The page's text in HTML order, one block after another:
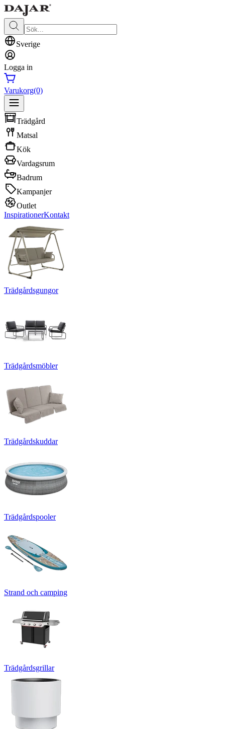
Sverige
Logga in
Varukorg(0)
Trädgård
Matsal
Kök
Vardagsrum
Badrum
Kampanjer
Outlet
InspirationerKontakt
Trädgårdsgungor
Trädgårdsmöbler
Trädgårdskuddar
Trädgårdspooler
Strand och camping
Trädgårdsgrillar